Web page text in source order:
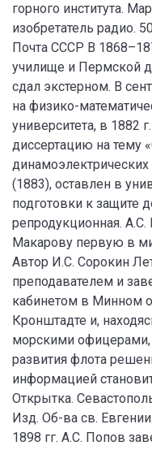
горного института.
изобретатель радио.
Почта СССР В
училище и Пермской
сдал экстерном. В
на физико-
университета, в 1882
диссертацию на тему
(1883), оставлен в
подготовки к защите
репродукционная.
Макарову первую в
Автор И.С. Сорокин
преподавателем и
кабинетом в Минном
Кронштадте и,
морскими офицерами,
развития флота
информацией
Открытка.
Изд. Об-ва св.
1898 гг. А.С. Попов